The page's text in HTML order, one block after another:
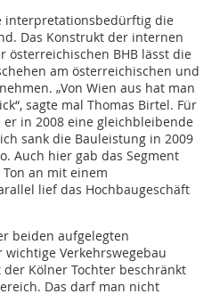
interpretationsbedürftig die
Das Konstrukt der internen
österreichischen BHB lässt die
am österreichischen und
„Von Wien aus hat man
sagte mal Thomas Birtel. Für
in 2008 eine gleichbleibende
sank die Bauleistung in 2009
Auch hier gab das Segment
an mit einem
lief das Hochbaugeschäft
beiden aufgelegten
Verkehrswegebau
Kölner Tochter beschränkt
Das darf man nicht